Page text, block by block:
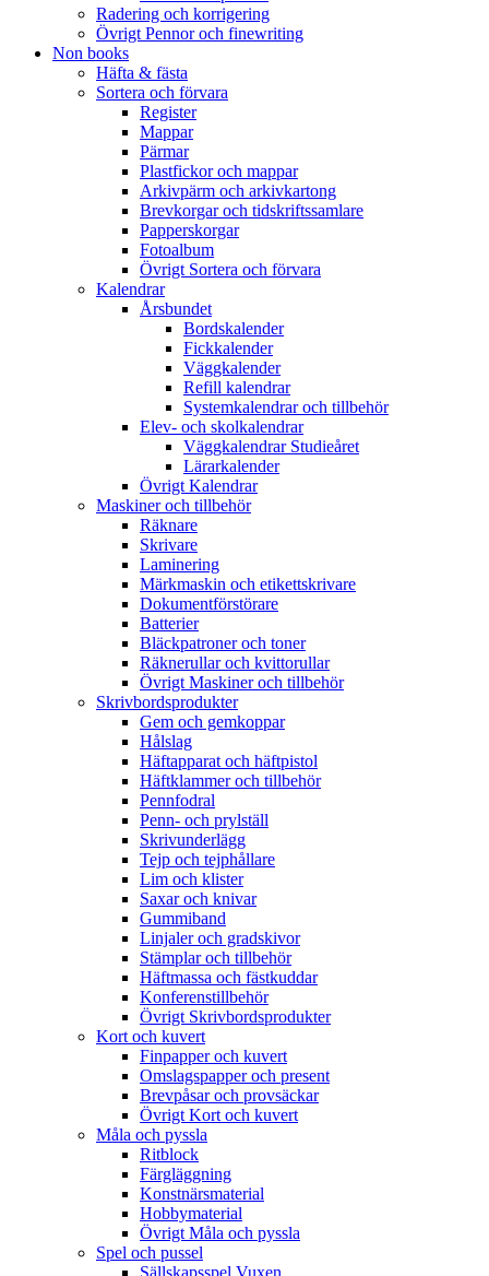
Radering och korrigering
Övrigt Pennor och finewriting
Non books
Häfta & fästa
Sortera och förvara
Register
Mappar
Pärmar
Plastfickor och mappar
Arkivpärm och arkivkartong
Brevkorgar och tidskriftssamlare
Papperskorgar
Fotoalbum
Övrigt Sortera och förvara
Kalendrar
Årsbundet
Bordskalender
Fickkalender
Väggkalender
Refill kalendrar
Systemkalendrar och tillbehör
Elev- och skolkalendrar
Väggkalendrar Studieåret
Lärarkalender
Övrigt Kalendrar
Maskiner och tillbehör
Räknare
Skrivare
Laminering
Märkmaskin och etikettskrivare
Dokumentförstörare
Batterier
Bläckpatroner och toner
Räknerullar och kvittorullar
Övrigt Maskiner och tillbehör
Skrivbordsprodukter
Gem och gemkoppar
Hålslag
Häftapparat och häftpistol
Häftklammer och tillbehör
Pennfodral
Penn- och prylställ
Skrivunderlägg
Tejp och tejphållare
Lim och klister
Saxar och knivar
Gummiband
Linjaler och gradskivor
Stämplar och tillbehör
Häftmassa och fästkuddar
Konferenstillbehör
Övrigt Skrivbordsprodukter
Kort och kuvert
Finpapper och kuvert
Omslagspapper och present
Brevpåsar och provsäckar
Övrigt Kort och kuvert
Måla och pyssla
Ritblock
Färgläggning
Konstnärsmaterial
Hobbymaterial
Övrigt Måla och pyssla
Spel och pussel
Sällskapsspel Vuxen